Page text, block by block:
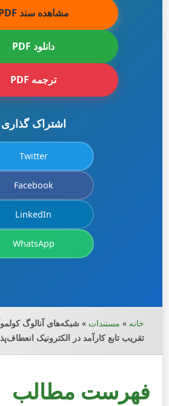
مشاهده سند PDF
دانلود PDF
ترجمه PDF
اشتراک گذاری
Twitter
Facebook
LinkedIn
WhatsApp
خانه » مستندات » شبکه‌های آنالوگ
تقریب تابع کارآمد در الکترونیک
فهرست مطالب